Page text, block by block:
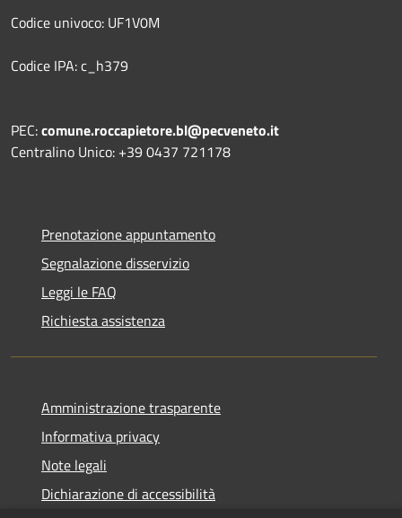
Codice univoco: UF1V0M
Codice IPA: c_h379
PEC:comune.roccapietore.bl@pecveneto.it
Centralino Unico: +39 0437 721178
Prenotazione appuntamento
Segnalazione disservizio
Leggi le FAQ
Richiesta assistenza
Amministrazione trasparente
Informativa privacy
Note legali
Dichiarazione di accessibilità